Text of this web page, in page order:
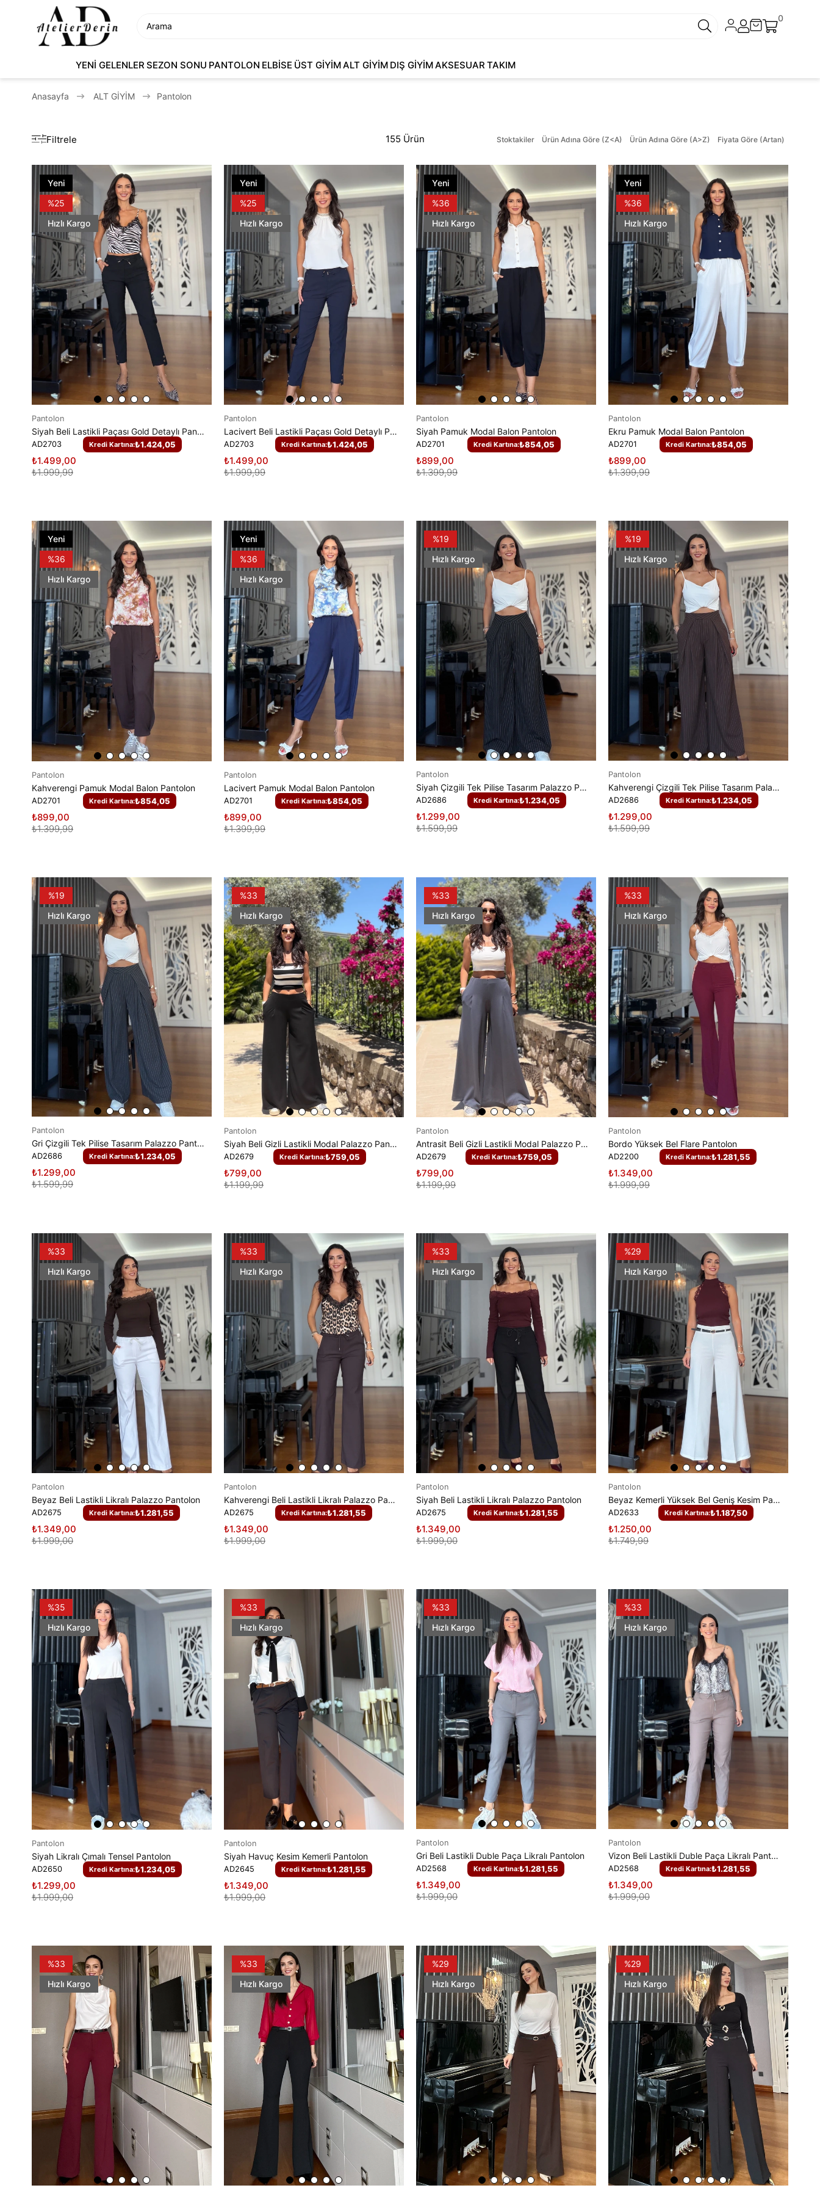
0
YENİ GELENLER SEZON SONU PANTOLON ELBİSE ÜST GİYİMALT GİYİM DIŞ GİYİMAKSESUAR TAKIM
Anasayfa ALT GİYİM Pantolon
Filtrele Fiyata Göre (Artan)
Ürün Adına Göre (A>Z)
Ürün Adına Göre (Z<A)
Stoktakiler
155 Ürün
Pantolon
Siyah Beli Lastikli Paçası Gold Detaylı Pantolon
AD2703
₺1.499,00
₺1.999,99
Kredi Kartına:₺1.424,05
Yeni
Ürün
%25
Hızlı Kargo
Pantolon
Lacivert Beli Lastikli Paçası Gold Detaylı Pantolon
AD2703
₺1.499,00
₺1.999,99
Kredi Kartına:₺1.424,05
Yeni
Ürün
%25
Hızlı Kargo
Pantolon
Siyah Pamuk Modal Balon Pantolon
AD2701
₺899,00
₺1.399,99
Kredi Kartına:₺854,05
Yeni
Ürün
%36
Hızlı Kargo
Pantolon
Ekru Pamuk Modal Balon Pantolon
AD2701
₺899,00
₺1.399,99
Kredi Kartına:₺854,05
Yeni
Ürün
%36
Hızlı Kargo
Pantolon
Kahverengi Pamuk Modal Balon Pantolon
AD2701
₺899,00
₺1.399,99
Kredi Kartına:₺854,05
Yeni
Ürün
%36
Hızlı Kargo
Pantolon
Lacivert Pamuk Modal Balon Pantolon
AD2701
₺899,00
₺1.399,99
Kredi Kartına:₺854,05
Yeni
Ürün
%36
Hızlı Kargo
Pantolon
Siyah Çizgili Tek Pilise Tasarım Palazzo Pantolon
AD2686
₺1.299,00
₺1.599,99
Kredi Kartına:₺1.234,05
%19
Hızlı Kargo
Pantolon
Kahverengi Çizgili Tek Pilise Tasarım Palazzo Pantolon
AD2686
₺1.299,00
₺1.599,99
Kredi Kartına:₺1.234,05
%19
Hızlı Kargo
Pantolon
Gri Çizgili Tek Pilise Tasarım Palazzo Pantolon
AD2686
₺1.299,00
₺1.599,99
Kredi Kartına:₺1.234,05
%19
Hızlı Kargo
Pantolon
Siyah Beli Gizli Lastikli Modal Palazzo Pantolon
AD2679
₺799,00
₺1.199,99
Kredi Kartına:₺759,05
%33
Hızlı Kargo
Pantolon
Antrasit Beli Gizli Lastikli Modal Palazzo Pantolon
AD2679
₺799,00
₺1.199,99
Kredi Kartına:₺759,05
%33
Hızlı Kargo
Pantolon
Bordo Yüksek Bel Flare Pantolon
AD2200
₺1.349,00
₺1.999,99
Kredi Kartına:₺1.281,55
%33
Hızlı Kargo
Pantolon
Beyaz Beli Lastikli Likralı Palazzo Pantolon
AD2675
₺1.349,00
₺1.999,00
Kredi Kartına:₺1.281,55
%33
Hızlı Kargo
Pantolon
Kahverengi Beli Lastikli Likralı Palazzo Pantolon
AD2675
₺1.349,00
₺1.999,00
Kredi Kartına:₺1.281,55
%33
Hızlı Kargo
Pantolon
Siyah Beli Lastikli Likralı Palazzo Pantolon
AD2675
₺1.349,00
₺1.999,00
Kredi Kartına:₺1.281,55
%33
Hızlı Kargo
Pantolon
Beyaz Kemerli Yüksek Bel Geniş Kesim Pantolon
AD2633
₺1.250,00
₺1.749,99
Kredi Kartına:₺1.187,50
%29
Hızlı Kargo
Pantolon
Siyah Likralı Çımalı Tensel Pantolon
AD2650
₺1.299,00
₺1.999,00
Kredi Kartına:₺1.234,05
%35
Hızlı Kargo
Pantolon
Siyah Havuç Kesim Kemerli Pantolon
AD2645
₺1.349,00
₺1.999,00
Kredi Kartına:₺1.281,55
%33
Hızlı Kargo
Pantolon
Gri Beli Lastikli Duble Paça Likralı Pantolon
AD2568
₺1.349,00
₺1.999,00
Kredi Kartına:₺1.281,55
%33
Hızlı Kargo
Pantolon
Vizon Beli Lastikli Duble Paça Likralı Pantolon
AD2568
₺1.349,00
₺1.999,00
Kredi Kartına:₺1.281,55
%33
Hızlı Kargo
%33
Hızlı Kargo
%33
Hızlı Kargo
%29
Hızlı Kargo
%29
Hızlı Kargo